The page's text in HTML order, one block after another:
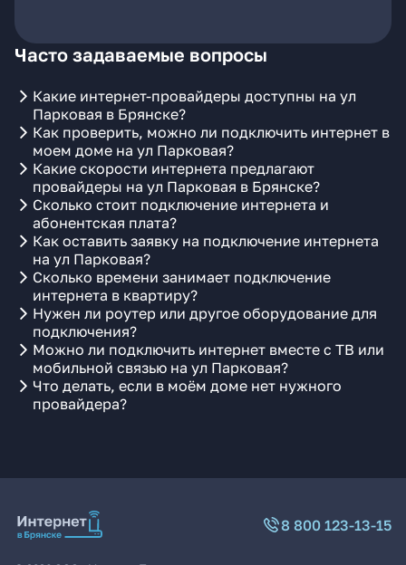
Часто задаваемые вопросы
Какие интернет-провайдеры доступны на ул
Парковая в Брянске?
Как проверить, можно ли подключить интернет в
моем доме на ул Парковая?
Какие скорости интернета предлагают
провайдеры на ул Парковая в Брянске?
Сколько стоит подключение интернета и
абонентская плата?
Как оставить заявку на подключение интернета
на ул Парковая?
Сколько времени занимает подключение
интернета в квартиру?
Нужен ли роутер или другое оборудование для
подключения?
Можно ли подключить интернет вместе с ТВ или
мобильной связью на ул Парковая?
Что делать, если в моём доме нет нужного
провайдера?
8 800 123-13-15